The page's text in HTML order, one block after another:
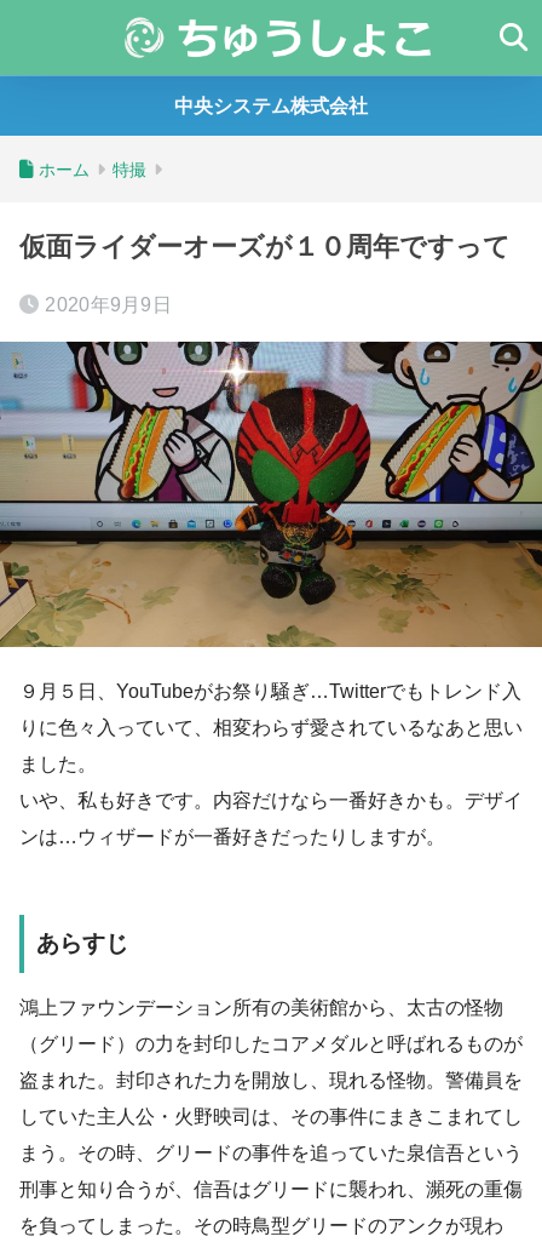
中央システム株式会社
ホーム 特撮
仮面ライダーオーズが１０周年ですって
2020年9月9日
９月５日、YouTubeがお祭り騒ぎ…Twitterでもトレンド入
りに色々入っていて、相変わらず愛されているなあと思い
ました。
いや、私も好きです。内容だけなら一番好きかも。デザイ
ンは…ウィザードが一番好きだったりしますが。
あらすじ
鴻上ファウンデーション所有の美術館から、太古の怪物
（グリード）の力を封印したコアメダルと呼ばれるものが
盗まれた。封印された力を開放し、現れる怪物。警備員を
していた主人公・火野映司は、その事件にまきこまれてし
まう。その時、グリードの事件を追っていた泉信吾という
刑事と知り合うが、信吾はグリードに襲われ、瀕死の重傷
を負ってしまった。その時鳥型グリードのアンクが現わ